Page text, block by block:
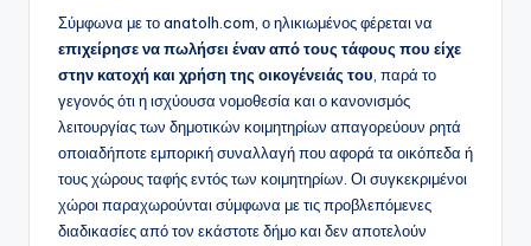
Σύμφωνα με το anatolh.com, ο ηλικιωμένος φέρεται να
επιχείρησε να πωλήσει έναν από τους τάφους που είχε
στην κατοχή και χρήση της οικογένειάς του, παρά το
γεγονός ότι η ισχύουσα νομοθεσία και ο κανονισμός
λειτουργίας των δημοτικών κοιμητηρίων απαγορεύουν ρητά
οποιαδήποτε εμπορική συναλλαγή που αφορά τα οικόπεδα ή
τους χώρους ταφής εντός των κοιμητηρίων. Οι συγκεκριμένοι
χώροι παραχωρούνται σύμφωνα με τις προβλεπόμενες
διαδικασίες από τον εκάστοτε δήμο και δεν αποτελούν